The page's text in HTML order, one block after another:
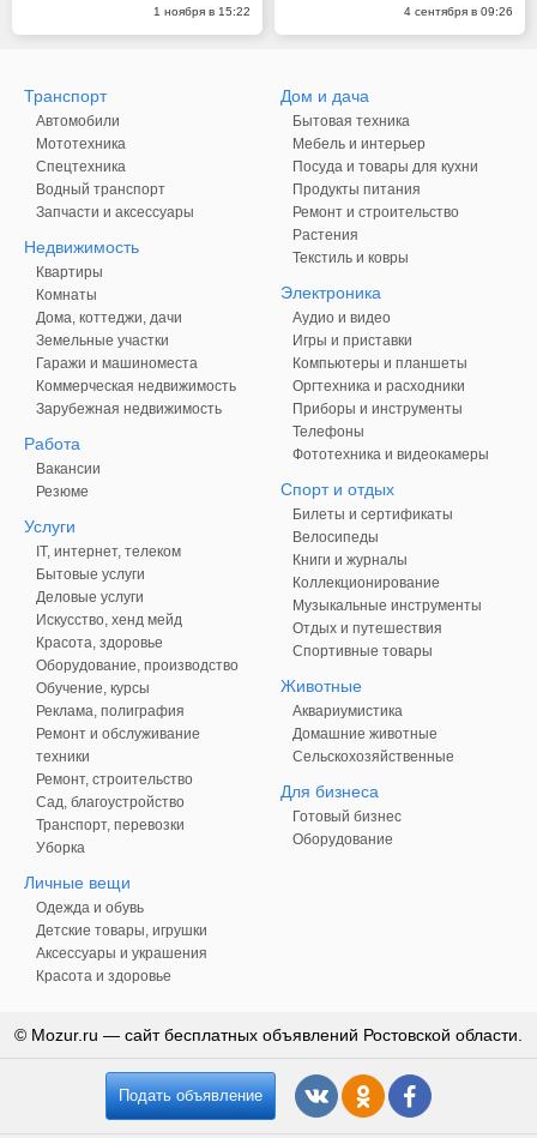
1 ноября в 15:22 4 сентября в 09:26
Транспорт
Автомобили
Мототехника
Спецтехника
Водный транспорт
Запчасти и аксессуары
Недвижимость
Квартиры
Комнаты
Дома, коттеджи, дачи
Земельные участки
Гаражи и машиноместа
Коммерческая недвижимость
Зарубежная недвижимость
Работа
Вакансии
Резюме
Услуги
IT, интернет, телеком
Бытовые услуги
Деловые услуги
Искусство, хенд мейд
Красота, здоровье
Оборудование, производство
Обучение, курсы
Реклама, полиграфия
Ремонт и обслуживание
техники
Ремонт, строительство
Сад, благоустройство
Транспорт, перевозки
Уборка
Личные вещи
Одежда и обувь
Детские товары, игрушки
Аксессуары и украшения
Красота и здоровье
Дом и дача
Бытовая техника
Мебель и интерьер
Посуда и товары для кухни
Продукты питания
Ремонт и строительство
Растения
Текстиль и ковры
Электроника
Аудио и видео
Игры и приставки
Компьютеры и планшеты
Оргтехника и расходники
Приборы и инструменты
Телефоны
Фототехника и видеокамеры
Спорт и отдых
Билеты и сертификаты
Велосипеды
Книги и журналы
Коллекционирование
Музыкальные инструменты
Отдых и путешествия
Спортивные товары
Животные
Аквариумистика
Домашние животные
Сельскохозяйственные
Для бизнеса
Готовый бизнес
Оборудование
© Mozur.ru — сайт бесплатных объявлений Ростовской области.
Подать объявление